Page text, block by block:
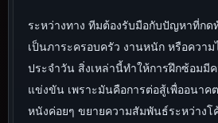
ระหว่างทาง ทีมต้องรับมือกับปัญหาที่กด
เป็นภาระครอบครัว งานหนัก หรือควา
ประจำวัน สิ่งเหล่านี้ทำให้การฝึกซ้อมมี
แข่งขัน เพราะมันคือการต่อสู้เพื่ออนาค
หนังค่อยๆ ขยายความสัมพันธ์ระหว่างโ